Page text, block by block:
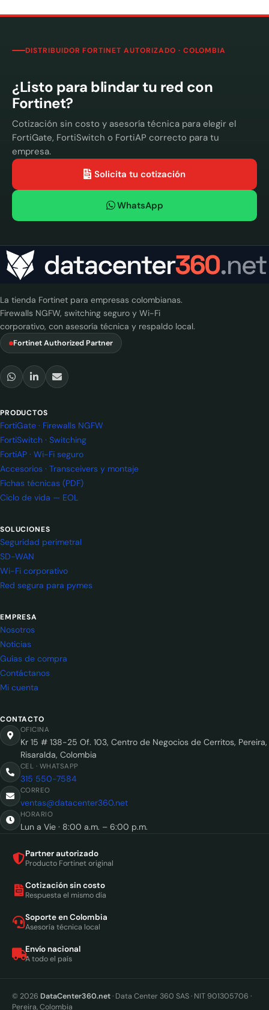
DISTRIBUIDOR FORTINET AUTORIZADO · COLOMBIA
¿Listo para blindar tu red con
Fortinet?
Cotización sin costo y asesoría técnica para elegir el
FortiGate, FortiSwitch o FortiAP correcto para tu
empresa.
Solicita tu cotización
WhatsApp
La tienda Fortinet para empresas colombianas.
Firewalls NGFW, switching seguro y Wi-Fi
corporativo, con asesoría técnica y respaldo local.
Fortinet Authorized Partner
PRODUCTOS
FortiGate · Firewalls NGFW
FortiSwitch · Switching
FortiAP · Wi-Fi seguro
Accesorios · Transceivers y montaje
Fichas técnicas (PDF)
Ciclo de vida — EOL
SOLUCIONES
Seguridad perimetral
SD-WAN
Wi-Fi corporativo
Red segura para pymes
EMPRESA
Nosotros
Noticias
Guías de compra
Contáctanos
Mi cuenta
CONTACTO
OFICINA
Kr 15 # 138-25 Of. 103, Centro de Negocios de Cerritos, Pereira,
Risaralda, Colombia
CEL · WHATSAPP
315 550-7584
CORREO
ventas@datacenter360.net
HORARIO
Lun a Vie · 8:00 a.m. – 6:00 p.m.
Partner autorizado
Producto Fortinet original
Cotización sin costo
Respuesta el mismo día
Soporte en Colombia
Asesoría técnica local
Envío nacional
A todo el país
© 2026 DataCenter360.net· Data Center 360 SAS · NIT 901305706 ·
Pereira, Colombia